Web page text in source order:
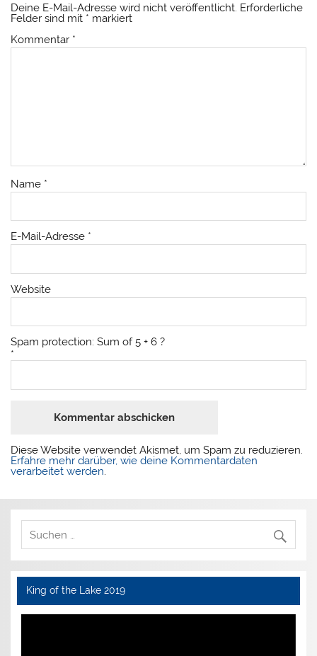
Deine E-Mail-Adresse wird nicht veröffentlicht. Erforderliche
Felder sind mit * markiert
Kommentar *
Name *
E-Mail-Adresse *
Website
Spam protection: Sum of 5 + 6 ?
*
Diese Website verwendet Akismet, um Spam zu reduzieren.
Erfahre mehr darüber, wie deine Kommentardaten
verarbeitet werden.
King of the Lake 2019